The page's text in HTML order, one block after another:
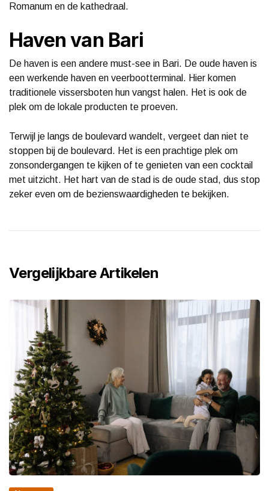
Romanum en de kathedraal.
Haven van Bari
De haven is een andere must-see in Bari. De oude haven is
een werkende haven en veerbootterminal. Hier komen
traditionele vissersboten hun vangst halen. Het is ook de
plek om de lokale producten te proeven.
Terwijl je langs de boulevard wandelt, vergeet dan niet te
stoppen bij de boulevard. Het is een prachtige plek om
zonsondergangen te kijken of te genieten van een cocktail
met uitzicht. Het hart van de stad is de oude stad, dus stop
zeker even om de bezienswaardigheden te bekijken.
Vergelijkbare Artikelen